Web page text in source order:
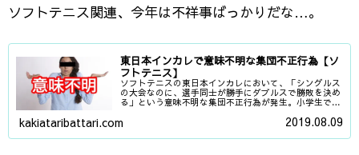
ソフトテニス関連、今年は不祥事ばっかりだな…。
東日本インカレで意味不明な集団不正行為【ソ
フトテニス】
ソフトテニスの東日本インカレにおいて、「シングルス
の大会なのに、選手同士が勝手にダブルスで勝敗を決め
る」という意味不明な集団不正行為が発生。小学生でも
で、取り上げます。
kakiataribattari.com 2019.08.09